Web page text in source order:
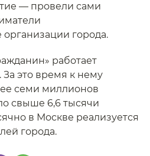
— провели сами
города.
работает
За это время к нему
семи миллионов
свыше 6,6 тысячи
в Москве реализуется
города.